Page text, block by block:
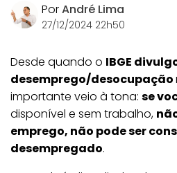
PorAndré Lima
27/12/2024 22h50
Desde quando o IBGE
desemprego/desocupação
importante veio à tona: se
disponível e sem trabalho,
emprego, não pode ser
desempregado.